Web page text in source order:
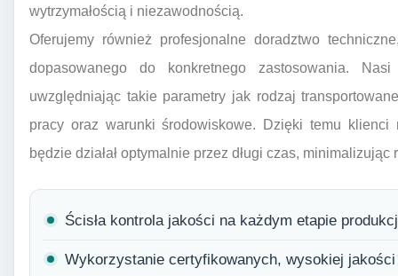
wytrzymałością i niezawodnością.
Oferujemy również profesjonalne doradztwo
dopasowanego do konkretnego zastosowania.
uwzględniając takie parametry jak rodzaj
pracy oraz warunki środowiskowe. Dzięki temu
będzie działał optymalnie przez długi czas,
Ścisła kontrola jakości na każdym etapie
Wykorzystanie certyfikowanych, wysokiej